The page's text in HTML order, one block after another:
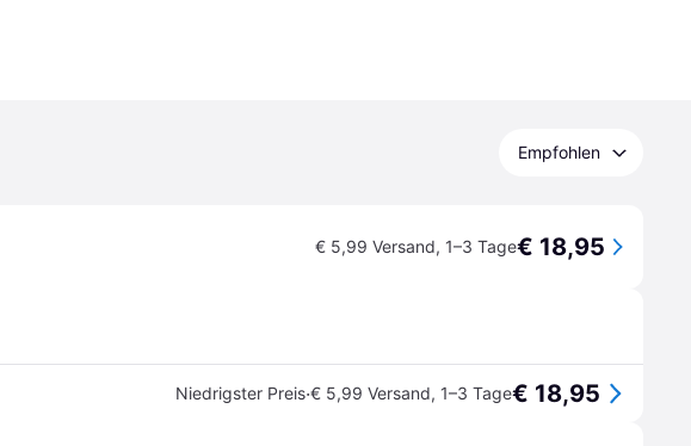
Empfohlen
€ 5,99 Versand, 1–3 Tage€ 18,95
Niedrigster Preis·€ 5,99 Versand, 1–3 Tage€ 18,95